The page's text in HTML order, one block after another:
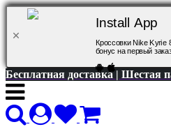
Install App
Кроссовки Nike Kyrie
бонус на первый
Бесплатная доставка | Шестая